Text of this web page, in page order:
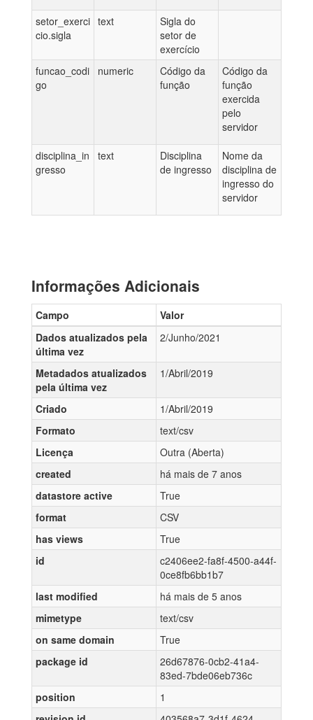
setor_exerci
cio.sigla
text
Sigla do
setor de
exercício
funcao_codi
go
numeric
Código da
função
Código da
função
exercida
pelo
servidor
disciplina_in
gresso
text
Disciplina
de ingresso
Nome da
disciplina de
ingresso do
servidor
Informações Adicionais
Campo
Valor
Dados atualizados pela
última vez
2/Junho/2021
Metadados atualizados
pela última vez
1/Abril/2019
Criado
1/Abril/2019
Formato
text/csv
Licença
Outra (Aberta)
created
há mais de 7 anos
datastore active
True
format
CSV
has views
True
id
c2406ee2-fa8f-4500-a44f-
0ce8fb6bb1b7
last modified
há mais de 5 anos
mimetype
text/csv
on same domain
True
package id
26d67876-0cb2-41a4-
83ed-7bde06eb736c
position
1